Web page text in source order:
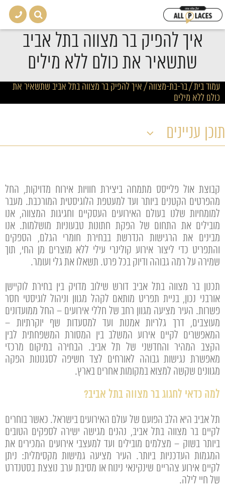
איך להפיק בר מצווה בתל אביב
שתשאיר את כולם ללא מילים
עמוד בית/בר-בת-מצווה/איך להפיק בר מצווה בתל אביב שתשאיר את
כולם ללא מילים
תוכן עניינים
קבוצת אול פלייסס מתמחה ביצירת חוויות אירוח מדויקות, החל
מהפרטים הקטנים ביותר ועד למעטפת הלוגיסטית המורכבת. מעבר
למומחיות שלנו בעולם האירועים העסקיים וחגיגות המצווה, אנו
מובילים את התחום של הפקת חתונות טבעוניות מושלמות. אנו
מבינים את הרגישות הנדרשת בבחירת חומרי הגלם, הספקים
והתפריט כדי ליצור אירוע קולינרי עילי ללא מוצרים מן החי, תוך
שמירה על רמה גבוהה ודיוק בכל פרט. תשאלו את גלי ועומר.
תכנון בר מצווה בתל אביב דורש שילוב מדויק בין בחירת לוקיישן
אורבני נכון, בניית תפריט מותאם לקהל מגוון וניהול לוגיסטי חסר
פשרות. העיר מציעה מגוון רחב של חללי אירועים – החל ממועדונים
מעוצבים, דרך גלריות אמנות ועד למסעדות שף יוקרתיות –
המאפשרים לקיים אירוע המשלב בין המסורת המשפחתית לבין
הקצב המהיר והחדשני של תל אביב. הבחירה במיקום מרכזי
מאפשרת נגישות גבוהה לאורחים לצד חשיפה לסגנונות הפקה
מגוונים שקשה למצוא במקומות אחרים בארץ.
למה כדאי לחגוג בר מצווה בתל אביב?
תל אביב היא הלב הפועם של עולם האירועים בישראל. כאשר בוחרים
לקיים בר מצווה בתל אביב, נהנים מגישה ישירה לספקים הטובים
ביותר בשוק – מצלמים מובילים ועד למעצבי אירועים המכירים את
המגמות העדכניות ביותר. העיר מציעה גמישות מקסימלית: ניתן
לקיים אירוע צהריים שינקינאי נינוח או מסיבת ערב נוצצת בסטנדרט
של חיי לילה.